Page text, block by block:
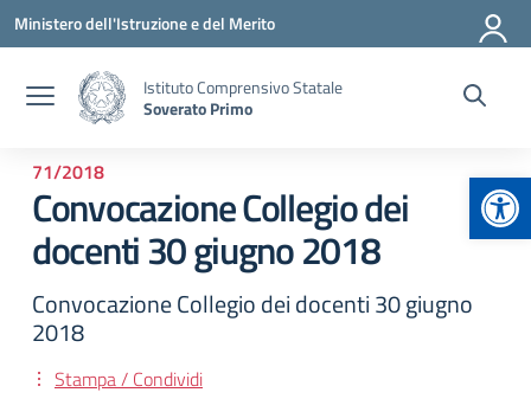
Vai ai contenuti
Vai al menu di navigazione
Vai al footer
Ministero dell'Istruzione e del Merito
Istituto Comprensivo Statale
Soverato Primo
71/2018
Convocazione Collegio dei
docenti 30 giugno 2018
Convocazione Collegio dei docenti 30 giugno
2018
Stampa / Condividi